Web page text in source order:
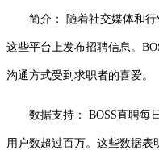
简介： 随着社交媒体和
这些平台上发布招聘信息。
沟通方式受到求职者的喜爱。
数据支持： BOSS直聘每
用户数超过百万。这些数据